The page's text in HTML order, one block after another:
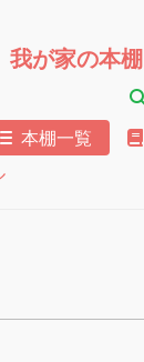
我が家の本棚
本棚一覧